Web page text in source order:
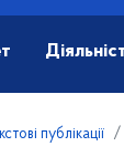
публікації